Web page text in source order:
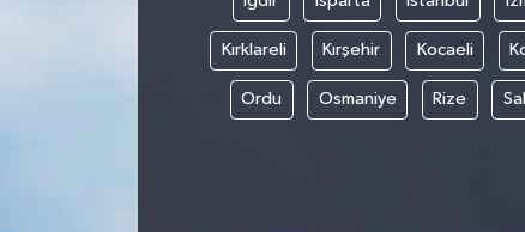
Kırklareli Kırşehir Kocaeli
Ordu Osmaniye Rize